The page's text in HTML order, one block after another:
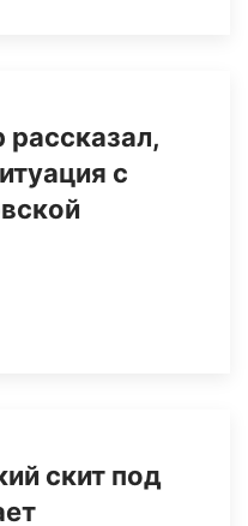
рассказал,
с
скит под